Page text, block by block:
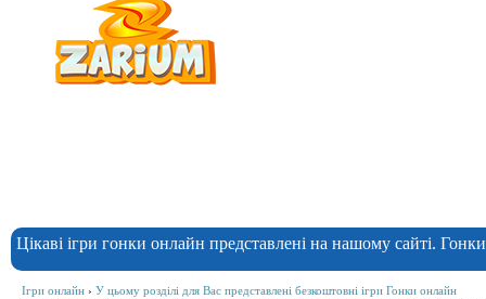
Цікаві ігри гонки онлайн представлені на нашому сайті.
Ігри онлайн › У цьому розділі для Вас представлені безкоштовні ігри Гонки онлайн